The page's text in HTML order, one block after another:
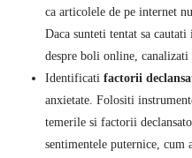
ca articolele de pe internet
Daca sunteti tentat sa
despre boli online, canalizati
Identificati factorii
anxietate. Folositi
temerile si factorii
sentimentele puternice, cum